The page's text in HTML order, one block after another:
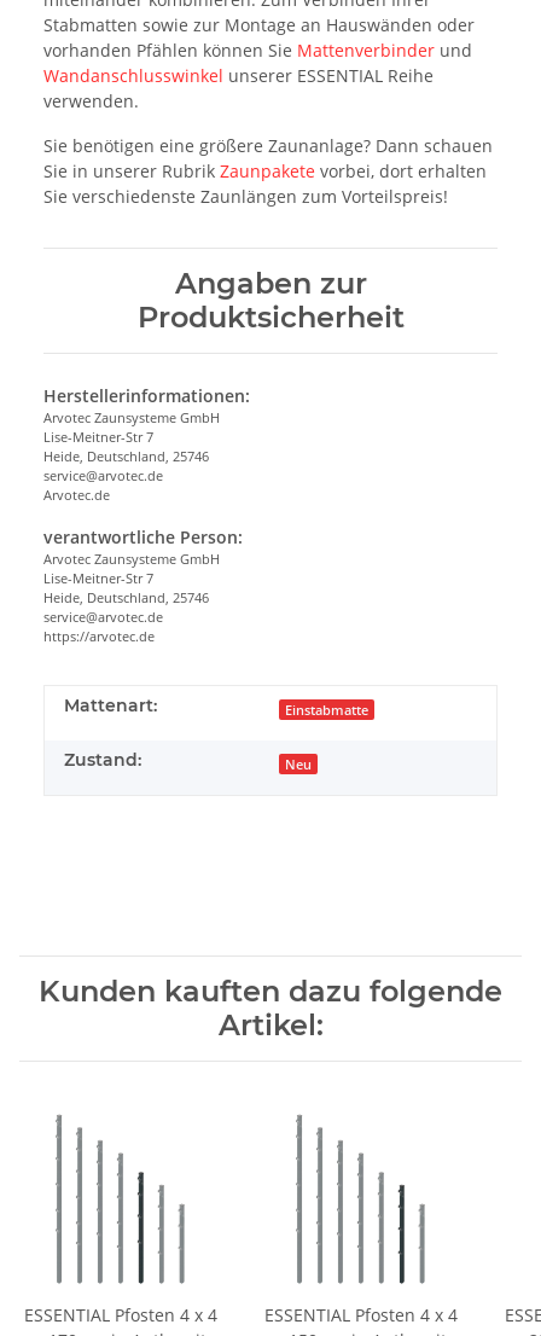
Stabmatten sowie zur Montage an Hauswänden oder
vorhanden Pfählen können Sie Mattenverbinder und
Wandanschlusswinkel unserer ESSENTIAL Reihe
verwenden.
Sie benötigen eine größere Zaunanlage? Dann schauen
Sie in unserer Rubrik Zaunpakete vorbei, dort erhalten
Sie verschiedenste Zaunlängen zum Vorteilspreis!
Angaben zur
Produktsicherheit
Herstellerinformationen:
Arvotec Zaunsysteme GmbH
Lise-Meitner-Str 7
Heide, Deutschland, 25746
service@arvotec.de
Arvotec.de
verantwortliche Person:
Arvotec Zaunsysteme GmbH
Lise-Meitner-Str 7
Heide, Deutschland, 25746
service@arvotec.de
https://arvotec.de
Mattenart: Einstabmatte
Zustand: Neu
Kunden kauften dazu folgende
Artikel:
ESSENTIAL Pfosten 4 x 4
ESSENTIAL Pfosten 4 x 4